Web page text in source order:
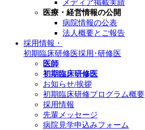
メディア掲載実績
医療・経営情報の公開
病院情報の公表
法人概要とご報告
採用情報・
初期臨床研修医採用･研修医
医師
初期臨床研修医
お知らせ/挨拶
初期臨床研修プログラム概要
採用情報
先輩メッセージ
病院見学申込みフォーム